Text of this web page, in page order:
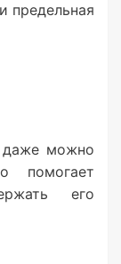
предельная
даже можно
помогает
его